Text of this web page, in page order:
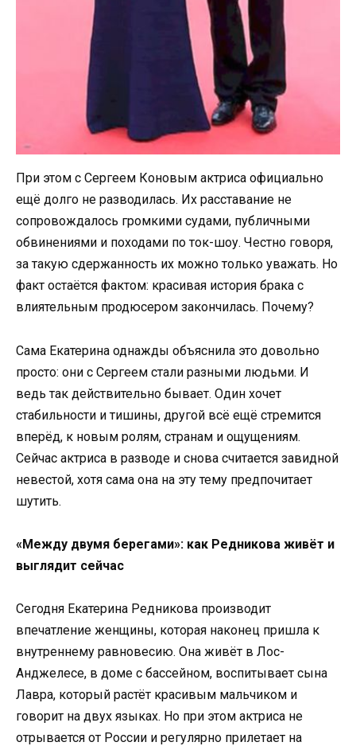
При этом с Сергеем Коновым актриса официально
ещё долго не разводилась. Их расставание не
сопровождалось громкими судами, публичными
обвинениями и походами по ток-шоу. Честно говоря,
за такую сдержанность их можно только уважать. Но
факт остаётся фактом: красивая история брака с
влиятельным продюсером закончилась. Почему?
Сама Екатерина однажды объяснила это довольно
просто: они с Сергеем стали разными людьми. И
ведь так действительно бывает. Один хочет
стабильности и тишины, другой всё ещё стремится
вперёд, к новым ролям, странам и ощущениям.
Сейчас актриса в разводе и снова считается завидной
невестой, хотя сама она на эту тему предпочитает
шутить.
«Между двумя берегами»: как Редникова живёт и
выглядит сейчас
Сегодня Екатерина Редникова производит
впечатление женщины, которая наконец пришла к
внутреннему равновесию. Она живёт в Лос-
Анджелесе, в доме с бассейном, воспитывает сына
Лавра, который растёт красивым мальчиком и
говорит на двух языках. Но при этом актриса не
отрывается от России и регулярно прилетает на